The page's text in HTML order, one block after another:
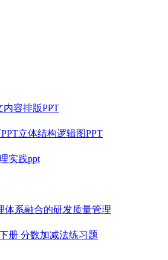
内容排版PPT
立体结构逻辑图PPT
实践ppt
体系融合的研发质量管理
册 分数加减法练习题